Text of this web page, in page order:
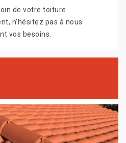
de votre toiture.
n'hésitez pas à nous
vos besoins.